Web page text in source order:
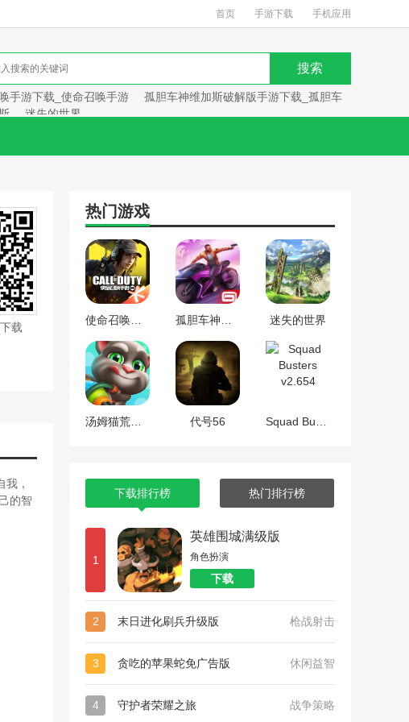
首页 手游下载 手机应用
手游下载_使命召唤手游
孤胆车神维加斯破解版手游下载_孤胆车
迷失的世界
载
，
的智
热门游戏
迷失的世界
代号56
下载排行榜 热门排行榜
1
英雄围城满级版
角色扮演
下载
2 末日进化刷兵升级版 枪战射击
3 贪吃的苹果蛇免广告版 休闲益智
4 守护者荣耀之旅 战争策略